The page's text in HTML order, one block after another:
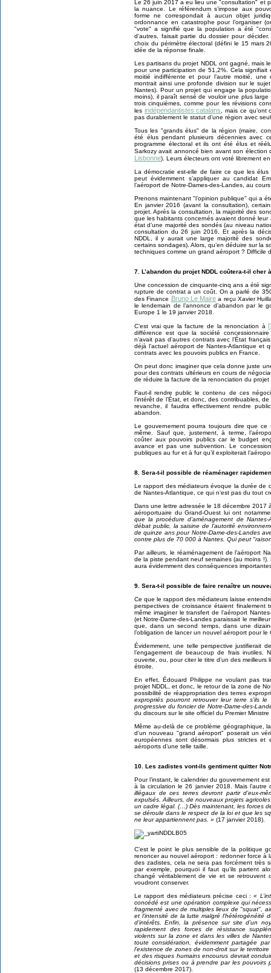
Le 26 juin 2017 a eu lieu une "consultation" et
la nuance. Le référendum s’impose aux
forme ne correspondait à aucun objet
ordonnance en catastrophe pour l’organiser
"vote" a signifié que la population a été
d’autres, faisait partie du dossier pour décider.
choix du périmètre électoral (défini le 15 mars
idée de la réponse finale.
Les partisans du projet NDDL ont gagné, mais
pour une participation de 51,2%. Cela
moitié indifférente et pour l’autre moitié,
montrait ainsi une profonde division sur le
Nantes). Pour un projet qui engage la
moins), il paraît sensé de vouloir une plus
trois cinquièmes, comme pour les révisions
les indépendantistes catalans
, mais ce
pas durablement le statut d’une région avec
Tous les "grands élus" de la région (maire,
été élus pendant plusieurs décennies avec
programme électoral et ils ont été élus et
Sarkozy avait annoncé bien avant son élection
Lisbonne). Leurs électeurs ont voté librement
La démocratie est-elle de faire ce que les
peut évidemment s’appliquer au candidat
l’aéroport de Notre-Dames-des-Landes, au
Prenons maintenant "l’opinion publique" qui a
En janvier 2016 (avant la consultation),
projet. Après la consultation, la majorité des
que les habitants concernés avaient donné
état d’une majorité des sondés (au niveau
consultation du 26 juin 2016. Et après la
NDDL, il y aurait une large majorité des
certains sondages). Alors, qu’en déduire sur la
techniques comme un grand aéroport ? Difficile
7. L’abandon du projet NDDL coûtera-t-il cher
Une concession de cinquante-cinq ans a été
rupture de contrat a un coût. On a parlé de
des Finance Bruno Le Maire a reçu Xavier
le lendemain de l’annonce d’abandon par le
Europe 1 le 19 janvier 2018.
C’est vrai que la facture de la renonciation à
différence est que la société
n’avait pas d’autres contrats avec l’État
déjà l’actuel aéroport de Nantes-Atlantique et
contrats avec les pouvoirs publics en France.
On peut donc imaginer que cela donne juste
pour des contrats ultérieurs en cours de
de réduire la facture de la renonciation du projet
Faut-il rendre public le contenu de ces
l’intérêt de l’État, et donc, des contribuables,
revanche, il faudra effectivement rendre
abandon.
Le gouvernement pourra toujours dire que
même. Sauf que, justement, à terme,
coûter aux pouvoirs publics car le budget
avance et pas une subvention. Le
publiques au fur et à fur qu’il exploiterait
8. Sera-t-il possible de réaménager
Le rapport des médiateurs évoque la durée de
de Nantes-Atlantique, ce qui n‘est pas du tout
Dans une lettre adressée le 18 décembre 2017
aéroportuaire du Grand-Ouest lui ont
que la procédure d’aménagement de
débat public, la saisine de l’autorité
de quinze ans pour Notre-Dame-des-Landes
contre plus de 70 000 à Nantes. Qui peut
Par ailleurs, le réaménagement de l’aéroport
de la piste pendant neuf semaines (au moins
aura évidemment des conséquences
9. Sera-t-il possible de faire renaître un
Ce que le rapport des médiateurs laisse
perspectives de croissance étaient
même imaginer le transfert de l’aéroport
(et Notre-Dame-des-Landes paraissait le
que, dans un second temps, dans une
l’obligation de lancer un nouvel aéroport pour le
Évidemment, une telle perspective justifierait
l’engagement de beaucoup de frais inutiles.
ouverte, ou, pour citer le titre d’un des meilleurs
étroite.
En effet, Édouard Philippe ne voulant pas
projet NDDL, et donc, le retour de la zone de
possibilité de réappropriation des terres
expropriés pourront retrouver leur terre s’ils
progressive du foncier de Notre-Dame-des-
du discours sur le site officiel du Premier
Même au-delà de ce problème géographique,
d’un nouveau "grand aéroport" poserait un
européennes sont désormais plus strictes et
aéroports d’une telle taille.
10. Les zadistes vont-ils gentiment quitter
Pour l’instant, le calendrier du gouvernement
à la circulation le 26 janvier 2018. Mais
illégaux de ces terres devront partir d’eux-
expulsés. Ailleurs, de nouveaux projets
un cadre légal. (…) Dès maintenant, les forces
se déroule dans le respect de la loi et que les
ne leur appartiennent pas. » (17 janvier 2018).
C’est le point le plus sensible de la politique
renoncer au nouvel aéroport : redonner force à
des zadistes, cela ne sera pas forcément très
par exemple, pourquoi il faut qu’ils partent
changé véritablement de vie et se retrouvent
voudront conserver.
Le rapport des médiateurs précise ceci :«
concédé est une opération complexe qui
fragmenté avec de multiples lieux de "squat",
et l’intensité de la lutte malgré l’hétérogénéité
d’intérêts. Enfin, la présence sur site d’un
rapidement des forces de résistance
violents sur la zone et dans les villes de
toute considération, évidemment partagée
l’existence de zones de non-droit sur le
et des risques humains encourus devrait
décisions prises ou à prendre par les pouvoirs
(13 décembre 2017).